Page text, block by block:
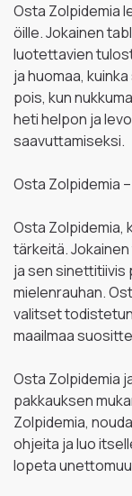
Osta Zolpidemia
öille. Jokainen
luotettavien
ja huomaa,
pois, kun
heti helpon ja
saavuttamiseksi.
Osta Zolpidemia
Osta Zolpidemia,
tärkeitä.
ja sen sinettitiivis
mielenrauhan.
valitset
maailmaa
Osta Zolpidemia
pakkauksen
Zolpidemia,
ohjeita ja luo
lopeta